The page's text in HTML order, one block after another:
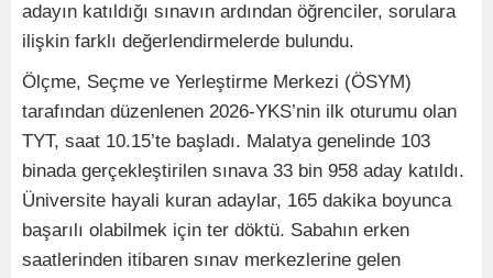
adayın katıldığı sınavın ardından öğrenciler, sorulara
ilişkin farklı değerlendirmelerde bulundu.
Ölçme, Seçme ve Yerleştirme Merkezi (ÖSYM)
tarafından düzenlenen 2026-YKS’nin ilk oturumu olan
TYT, saat 10.15’te başladı. Malatya genelinde 103
binada gerçekleştirilen sınava 33 bin 958 aday katıldı.
Üniversite hayali kuran adaylar, 165 dakika boyunca
başarılı olabilmek için ter döktü. Sabahın erken
saatlerinden itibaren sınav merkezlerine gelen